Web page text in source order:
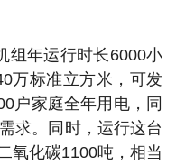
组年运行时长6000小
万标准立方米，可发
户家庭全年用电，同
求。同时，运行这台
氧化碳1100吨，相当